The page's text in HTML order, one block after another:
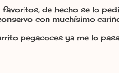
de hecho se lo
con muchísimo
pegacoces ya me lo